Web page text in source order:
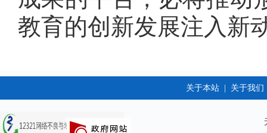
教育的创新发展注入新